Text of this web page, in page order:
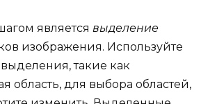
является выделение
изображения. Используйте
такие как
область, для выбора областей,